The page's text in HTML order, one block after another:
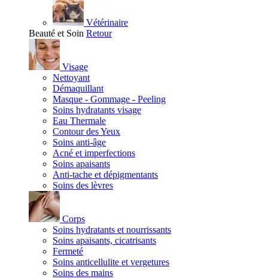
Vétérinaire
Beauté et Soin Retour
Visage
Nettoyant
Démaquillant
Masque - Gommage - Peeling
Soins hydratants visage
Eau Thermale
Contour des Yeux
Soins anti-âge
Acné et imperfections
Soins apaisants
Anti-tache et dépigmentants
Soins des lèvres
Corps
Soins hydratants et nourrissants
Soins apaisants, cicatrisants
Fermeté
Soins anticellulite et vergetures
Soins des mains